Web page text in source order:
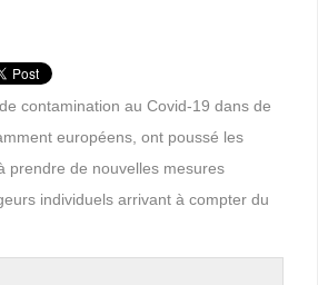
contamination au Covid-19 dans de
européens, ont poussé les
prendre de nouvelles mesures
individuels arrivant à compter du